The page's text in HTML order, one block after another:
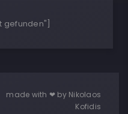
gefunden"]
made with ❤ by Nikolaos
Kofidis